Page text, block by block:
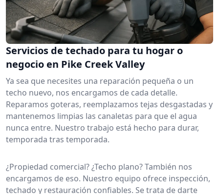
Servicios de techado para tu hogar o
negocio en Pike Creek Valley
Ya sea que necesites una reparación pequeña o un
techo nuevo, nos encargamos de cada detalle.
Reparamos goteras, reemplazamos tejas desgastadas y
mantenemos limpias las canaletas para que el agua
nunca entre. Nuestro trabajo está hecho para durar,
temporada tras temporada.
¿Propiedad comercial? ¿Techo plano? También nos
encargamos de eso. Nuestro equipo ofrece inspección,
techado y restauración confiables. Se trata de darte